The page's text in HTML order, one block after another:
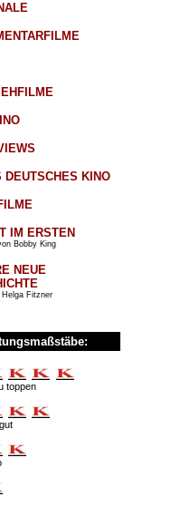
DEUTSCHES KINO
IM ERSTEN
Bobby King
NEUE
Helga Fitzner
toppen